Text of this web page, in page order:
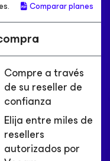
Comparar planes
Compre a través
de su reseller de
confianza
Elija entre miles de
resellers
autorizados por